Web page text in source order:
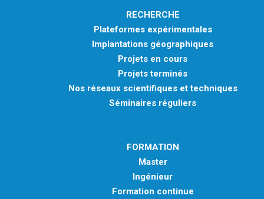
RECHERCHE
Plateformes expérimentales
Implantations géographiques
Projets en cours
Projets terminés
Nos réseaux scientifiques et techniques
Séminaires réguliers
FORMATION
Master
Ingénieur
Formation continue